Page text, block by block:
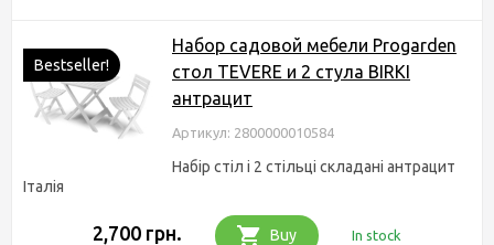
Bestseller!
Набор садовой мебели Progarden
стол TEVERE и 2 стула BIRKI
антрацит
Артикул: 2800000010584
Набір стіл і 2 стільці складані антрацит
Італія
2,700 грн. Buy In stock